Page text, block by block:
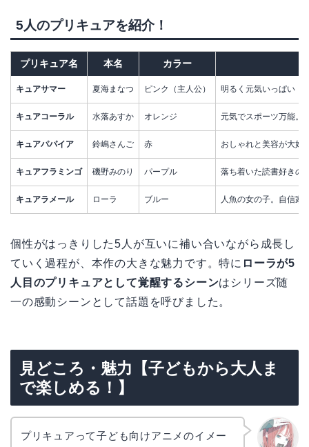
5人のプリキュアを紹介！
プリキュア名 本名 カラー
キュアサマー 夏海まなつ ピンク（主人公） 明るく元気いっぱい！
キュアコーラル 水落あすか オレンジ 元気でスポーツ万能。
キュアパパイア 鈴嶋さんご 赤 おしゃれと美容が大好
キュアフラミンゴ 磯野みのり パープル 落ち着いた読書好きの
キュアラメール ローラ ブルー 人魚の女の子。自信家
個性がはっきりした5人が互いに補い合いながら成長し
ていく過程が、本作の大きな魅力です。特に ローラが5
人目のプリキュアとして覚醒するシーンはシリーズ随
一の感動シーンとして話題を呼びました。
見どころ・魅力【子どもから大人ま
で楽しめる！】
プリキュアって子ども向けアニメのイメー